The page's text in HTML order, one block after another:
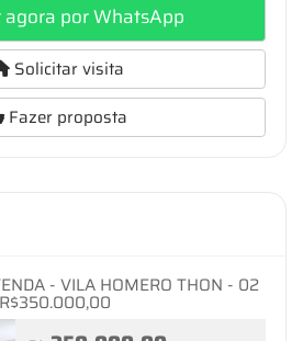
agora por WhatsApp
Solicitar visita
Fazer proposta
- VILA HOMERO THON - 02